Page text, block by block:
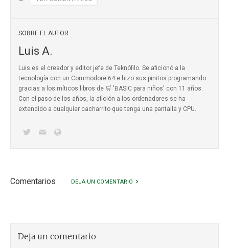
SOBRE EL AUTOR
Luis A.
Luis es el creador y editor jefe de Teknófilo. Se aficionó a la
tecnología con un Commodore 64 e hizo sus pinitos programando
gracias a los míticos libros de 🛒 'BASIC para niños' con 11 años.
Con el paso de los años, la afición a los ordenadores se ha
extendido a cualquier cacharrito que tenga una pantalla y CPU.
Comentarios DEJA UN COMENTARIO
Deja un comentario